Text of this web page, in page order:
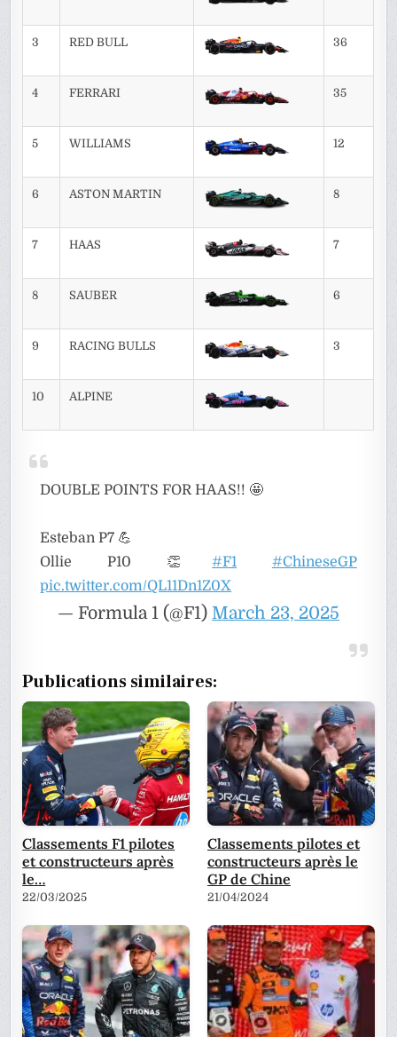
3 RED BULL 36
4 FERRARI 35
5 WILLIAMS 12
6 ASTON MARTIN 8
7 HAAS 7
8 SAUBER 6
9 RACING BULLS 3
10 ALPINE
DOUBLE POINTS FOR HAAS!! 🤩
Esteban P7 💪
Ollie P10 👏#F1
#ChineseGP
pic.twitter.com/QL11Dn1Z0X
— Formula 1 (@F1) March 23, 2025
Publications similaires:
Classements F1 pilotes
et constructeurs après
le…
22/03/2025
Classements pilotes et
constructeurs après le
GP de Chine
21/04/2024